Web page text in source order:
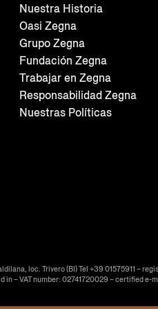
Nuestra Historia
Oasi Zegna
Grupo Zegna
Fundación Zegna
Trabajar en Zegna
Responsabilidad Zegna
Nuestras Políticas
loc. Trivero (BI) Tel +39 01575911 –
– VAT number: 02741720029 – certified e-